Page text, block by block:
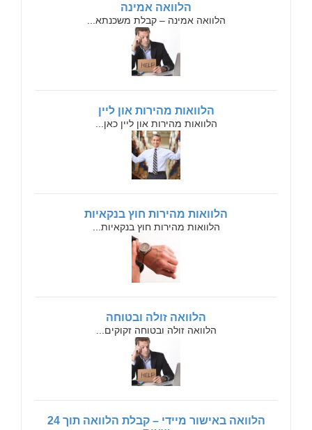
הלוואה אמינה
הלוואה אמינה – קבלת משכנתא...
הלוואות מהירות און ליין
הלוואות מהירות און ליין כאן...
הלוואות מהירות חוץ בנקאיות
הלוואות מהירות חוץ בנקאיות...
הלוואה זולה ובטוחה
הלוואה זולה ובטוחה זקוקים...
הלוואה באישור מיידי – קבלת הלוואה תוך 24